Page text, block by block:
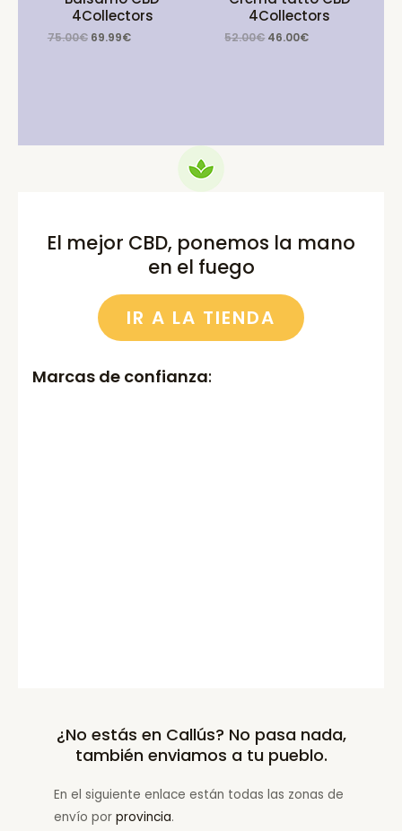
4Collectors
75.00€ Original
69.99€Current
4Collectors
52.00€ Original
46.00€Current
El mejor CBD, ponemos la mano
en el fuego
IR A LA TIENDA
Marcas de confianza:
¿No estás en Callús? No pasa nada,
también enviamos a tu pueblo.
En el siguiente enlace están todas las zonas de
envío por provincia.